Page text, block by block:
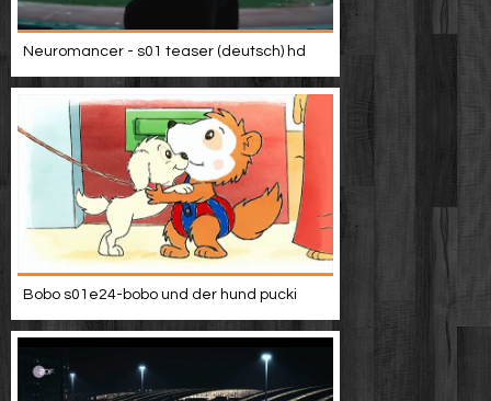
Neuromancer - s01 teaser (deutsch) hd
Bobo s01e24-bobo und der hund pucki